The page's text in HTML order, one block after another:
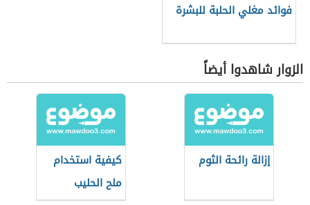
فوائد مغلي الحلبة للبشرة
الزوار شاهدوا أيضاً
إزالة رائحة الثوم
كيفية استخدام
ملح الحليب